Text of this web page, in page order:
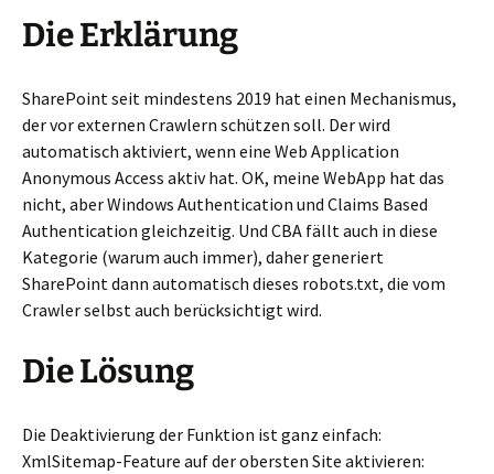
Die Erklärung
SharePoint seit mindestens 2019 hat einen Mechanismus,
der vor externen Crawlern schützen soll. Der wird
automatisch aktiviert, wenn eine Web Application
Anonymous Access aktiv hat. OK, meine WebApp hat das
nicht, aber Windows Authentication und Claims Based
Authentication gleichzeitig. Und CBA fällt auch in diese
Kategorie (warum auch immer), daher generiert
SharePoint dann automatisch dieses robots.txt, die vom
Crawler selbst auch berücksichtigt wird.
Die Lösung
Die Deaktivierung der Funktion ist ganz einfach:
XmlSitemap-Feature auf der obersten Site aktivieren: